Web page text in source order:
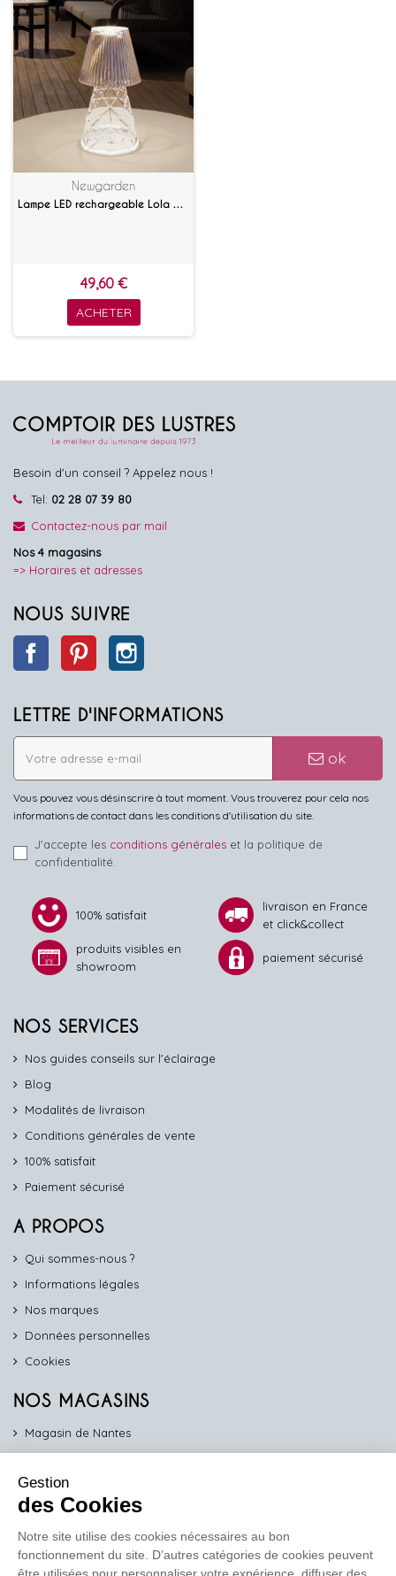
Newgarden
Lampe LED rechargeable Lola 20 Lux
49,60 €
ACHETER
Besoin d'un conseil ? Appelez nous !
Tel: 02 28 07 39 80
Contactez-nous par mail
Nos 4 magasins
=> Horaires et adresses
NOUS SUIVRE
Facebook Pinterest
LETTRE D'INFORMATIONS
ok
Vous pouvez vous désinscrire à tout moment. Vous trouverez pour cela nos
informations de contact dans les conditions d'utilisation du site.
J'accepte les conditions générales et la politique de
confidentialité.
100% satisfait
livraison en France
et click&collect
produits visibles en
showroom
paiement sécurisé
NOS SERVICES
Nos guides conseils sur l'éclairage
Blog
Modalités de livraison
Conditions générales de vente
100% satisfait
Paiement sécurisé
A PROPOS
Qui sommes-nous ?
Informations légales
Nos marques
Données personnelles
Cookies
NOS MAGASINS
Magasin de Nantes
Magasin de Vannes
Magasin d'Orléans
COMPTOIR PRO
Gestion
des Cookies
Notre site utilise des cookies nécessaires au bon
fonctionnement du site. D’autres catégories de cookies peuvent